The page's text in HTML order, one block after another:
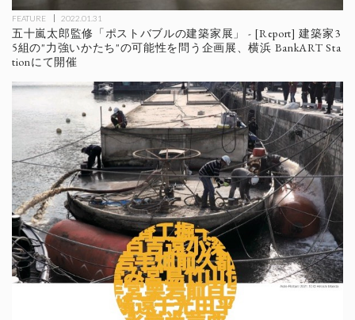
FEATURE 2022.01.31
五十嵐太郎監修「ポストバブルの建築家展」 - [Report] 建築家3
5組の"力強いかたち"の可能性を問う企画展、横浜 BankART Sta
tionにて開催